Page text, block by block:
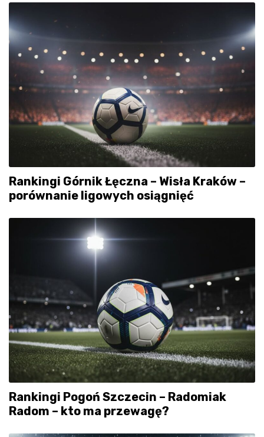
Rankingi Górnik Łęczna – Wisła Kraków –
porównanie ligowych osiągnięć
Rankingi Pogoń Szczecin – Radomiak
Radom – kto ma przewagę?